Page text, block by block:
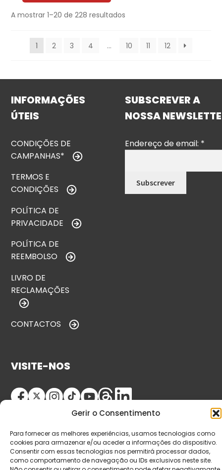
Gerir o Consentimento
Para fornecer as melhores experiências, usamos tecnologias como
cookies para armazenar e/ou aceder a informações do dispositivo.
Consentir com essas tecnologias nos permitirá processar dados,
como comportamento de navegação ou IDs exclusivos neste site.
A mostrar 1–20 de 228 resultados
1 2 3 4 … 10 11 12
INFORMAÇÕES
ÚTEIS
CONDIÇÕES DE
CAMPANHAS*
TERMOS E
CONDIÇÕES
POLÍTICA DE
PRIVACIDADE
POLÍTICA DE
REEMBOLSO
LIVRO DE
RECLAMAÇÕES
CONTACTOS
SUBSCREVER A
NOSSA
Endereço de email: *
VISITE-NOS
© Copyright 2026 Saída de Emergência. Todos os